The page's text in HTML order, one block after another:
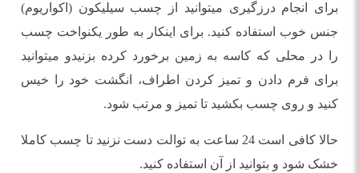
برای انجام درزگیری میتوانید از چسب سیلیکون (اکواریوم)
جنس خوب استفاده کنید. برای اینکار به طور یکنواخت چسب
را در محلی که کاسه به زمین برخورد کرده بزنیدو میتوانید
برای فرم دادن و تمیز کردن اطراف، انگشت خود را خیس
کنید و روی چسب بکشید تا تمیز و مرتب شود.
حالا کافی است 24 ساعت به توالت دست نزنید تا چسب کاملا
خشک شود و بتوانید از آن استفاده کنید.